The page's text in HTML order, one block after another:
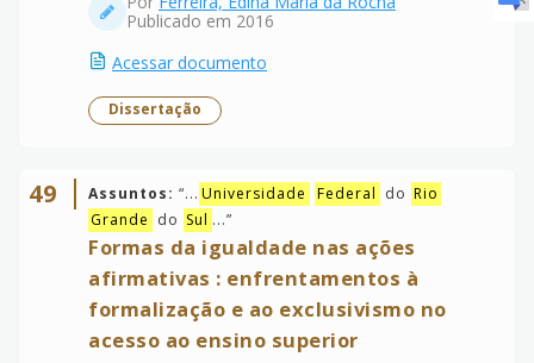
Publicado em 2016
Acessar documento
Dissertação
49 Assuntos: “... Universidade Federal do Rio
Grande do Sul ...”
Formas da igualdade nas ações
afirmativas : enfrentamentos à
formalização e ao exclusivismo no
acesso ao ensino superior